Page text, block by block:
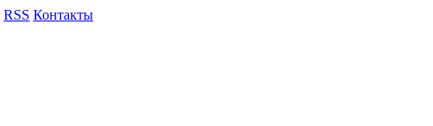
RSS Контакты